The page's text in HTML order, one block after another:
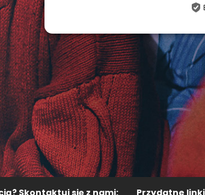
Skontaktuj się z nami: Przydatne